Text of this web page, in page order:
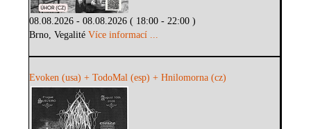
08.08.2026 - 08.08.2026 ( 18:00 - 22:00 )
Brno, VegalitéVíce informací ...
Evoken (usa) + TodoMal (esp) + Hnilomorna (cz)